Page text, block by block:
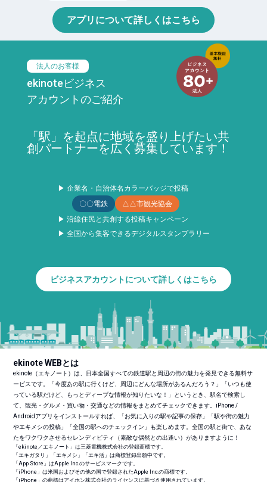
アプリについて詳しくはこちら
法人のお客様
ekinoteビジネス
アカウントのご紹介
「駅」を起点に地域を盛り上げたい共
創パートナーを広く募集しています！
▶ 企業名・自治体名カラーバッジで投稿
〇〇電鉄
△△市観光協会
▶ 沿線住民と共創する投稿キャンペーン
▶ 全国から集客できるデジタルスタンプラリー
ビジネスアカウントについて詳しくはこちら
ekinote WEBとは
ekinote（エキノート）は、日本全国すべての鉄道駅と周辺の街の魅力を発見できる無料サ
ービスです。「今度あの駅に行くけど、周辺にどんな場所があるんだろう？」「いつも使
っている駅だけど、もっとディープな情報が知りたいな！」というとき、駅名で検索し
て、観光・グルメ・買い物・交通などの情報をまとめてチェックできます。iPhone /
Androidアプリをインストールすれば、「お気に入りの駅や記事の保存」「駅や街の魅力
やエキメシの投稿」「全国の駅へのチェックイン」も楽しめます。全国の駅と街で、あな
たをワクワクさせるセレンディピティ（素敵な偶然との出逢い）がありますように！
「ekinote／エキノート」は三菱電機株式会社の登録商標です。
「エキガタリ」「エキメシ」「エキ活」は商標登録出願中です。
「App Store」はApple Inc.のサービスマークです。
「iPhone」は米国およびその他の国で登録されたApple Inc.の商標です。
「iPhone」の商標はアイホン株式会社のライセンスに基づき使用されています。